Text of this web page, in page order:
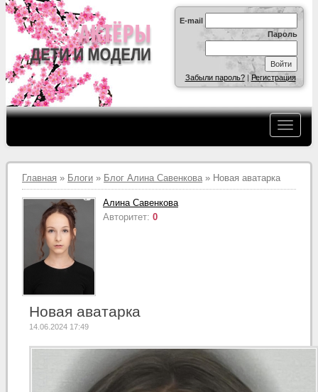
E-mail
Пароль
Забыли пароль?|Регистрация
Главная » Блоги » Блог Алина Савенкова » Новая аватарка
Алина Савенкова
Авторитет: 0
Новая аватарка
14.06.2024 17:49